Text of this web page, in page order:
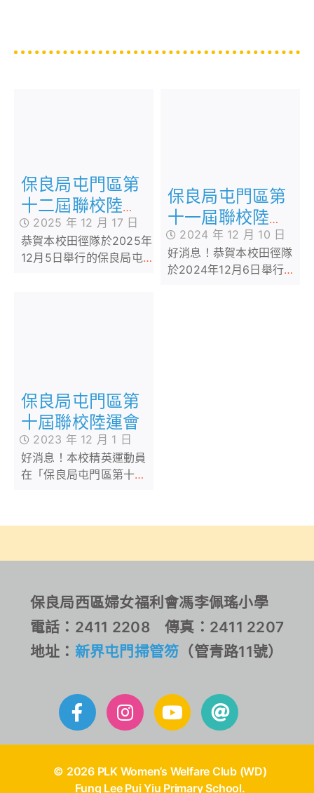
保良局屯門區第
十二屆聯校陸運
會2025 年 12 月 17 日
恭賀本校田徑隊於2025年
12月5日舉行的保良局屯
保良局屯門區第
十一屆聯校陸運
會2024 年 12 月 10 日
好消息！恭賀本校田徑隊
於2024年12月6日舉行的
保良局屯門區第
十屆聯校陸運會
2023 年 12 月 1 日
好消息！本校精英運動員
在「保良局屯門區第十屆
男丁、女丙
保良局西區婦女福利會馮李佩瑤小學
電話：2411 2208 傳真：2411 2207
地址： 新界屯門掃管笏 （管青路11號）
© 2026 PLK Women’s Welfare Club (WD)
Fung Lee Pui Yiu Primary School.